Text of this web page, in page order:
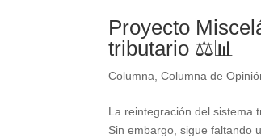
Proyecto
tributario ⚖️📊
Columna ,Columna de
La reintegración del sistema
Sin embargo, sigue faltando